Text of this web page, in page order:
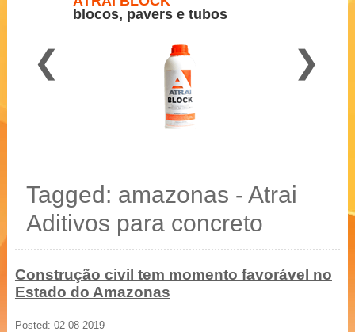
blocos, pavers e tubos
Blocos, Pavers, Tubos
❮ ❯
Tagged: amazonas - Atrai
Aditivos para concreto
Construção civil tem momento favorável no
Estado do Amazonas
Posted: 02-08-2019